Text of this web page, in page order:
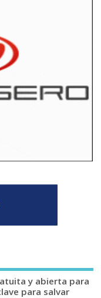
y abierta para
para salvar